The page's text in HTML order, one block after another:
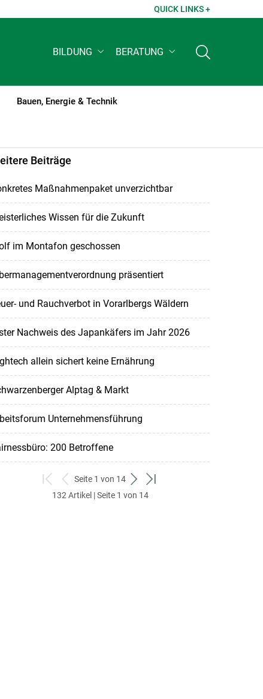
QUICK LINKS +
BILDUNG BERATUNG
Bauen, Energie & Technik
Beiträge
Maßnahmenpaket unverzichtbar
Wissen für die Zukunft
im Montafon geschossen
präsentiert
und Rauchverbot in Vorarlbergs Wäldern
Nachweis des Japankäfers im Jahr 2026
allein sichert keine Ernährung
Alptag & Markt
Unternehmensführung
200 Betroffene
zum
ersten
zurück
zum
Seite 1 von 14
weiter
zum
zum
132 Artikel | Seite 1 von 14